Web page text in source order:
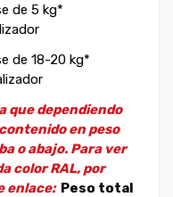
de 5 kg*
de 18-20 kg*
que dependiendo
en peso
o abajo. Para ver
color RAL, por
enlace: Peso total